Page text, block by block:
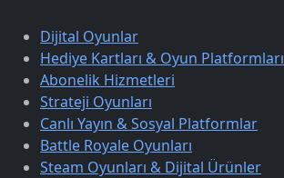
Dijital Oyunlar
Hediye Kartları & Oyun Platformları
Abonelik Hizmetleri
Strateji Oyunları
Canlı Yayın & Sosyal Platformlar
Battle Royale Oyunları
Steam Oyunları & Dijital Ürünler